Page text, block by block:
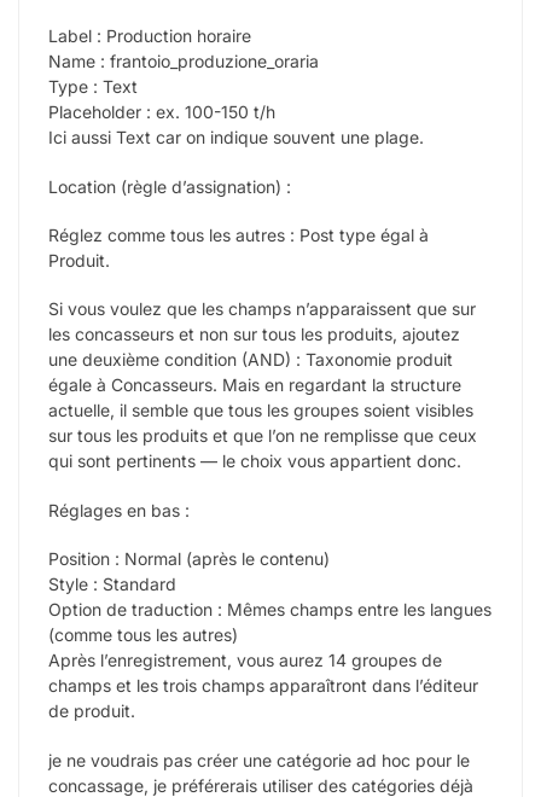
Label : Production horaire
Name : frantoio_produzione_oraria
Type : Text
Placeholder : ex. 100-150 t/h
Ici aussi Text car on indique souvent une plage.
Location (règle d’assignation) :
Réglez comme tous les autres : Post type égal à
Produit.
Si vous voulez que les champs n’apparaissent que sur
les concasseurs et non sur tous les produits, ajoutez
une deuxième condition (AND) : Taxonomie produit
égale à Concasseurs. Mais en regardant la structure
actuelle, il semble que tous les groupes soient visibles
sur tous les produits et que l’on ne remplisse que ceux
qui sont pertinents — le choix vous appartient donc.
Réglages en bas :
Position : Normal (après le contenu)
Style : Standard
Option de traduction : Mêmes champs entre les langues
(comme tous les autres)
Après l’enregistrement, vous aurez 14 groupes de
champs et les trois champs apparaîtront dans l’éditeur
de produit.
je ne voudrais pas créer une catégorie ad hoc pour le
concassage, je préférerais utiliser des catégories déjà